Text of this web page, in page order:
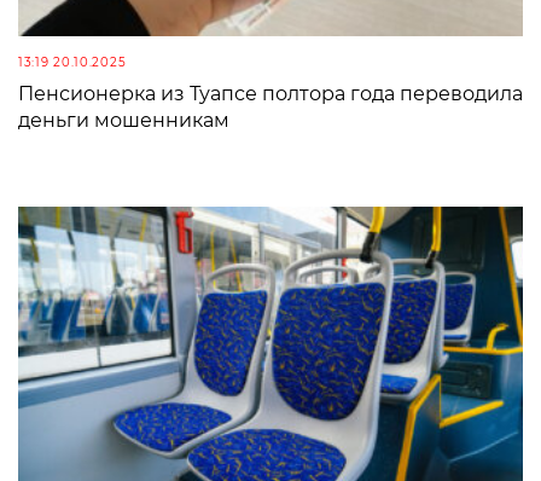
13:19 20.10.2025
Пенсионерка из Туапсе полтора года переводила
деньги мошенникам